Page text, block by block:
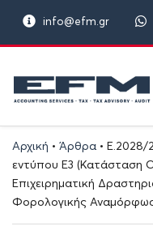
info@efm.gr
Αρχική • Άρθρα • Ε.2028/
εντύπου Ε3 (Κατάσταση
Επιχειρηματική
Φορολογικής